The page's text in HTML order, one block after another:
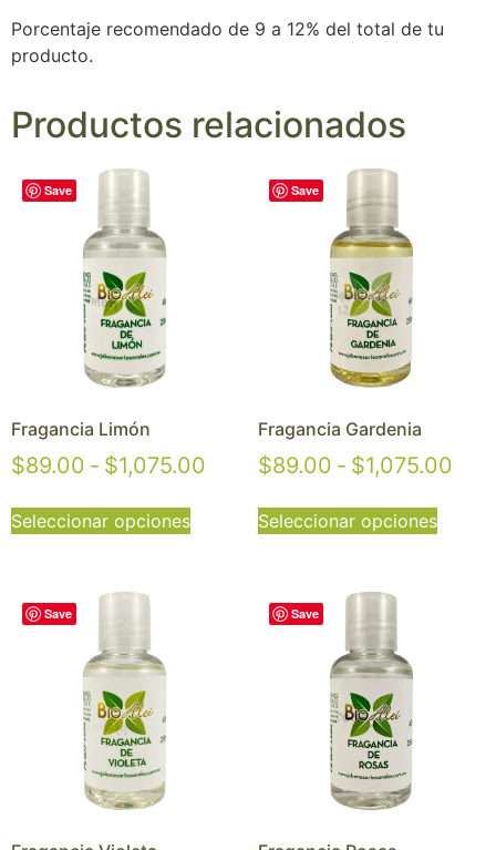
Porcentaje recomendado de 9 a 12% del total de tu
producto.
Productos relacionados
Save
Fragancia Limón
$89.00 - $1,075.00
Seleccionar opciones
Save
Fragancia Gardenia
$89.00 - $1,075.00
Seleccionar opciones
Save Save